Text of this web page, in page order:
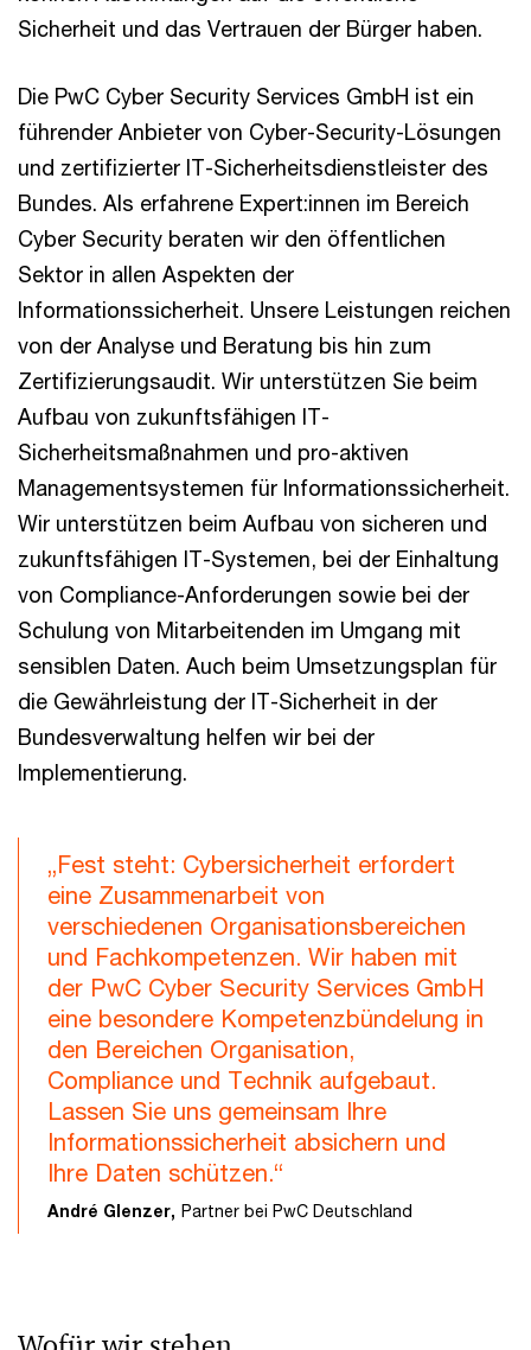
Sicherheit und das Vertrauen der Bürger haben.
Die PwC Cyber Security Services GmbH ist ein
führender Anbieter von Cyber-Security-Lösungen
und zertifizierter IT-Sicherheitsdienstleister des
Bundes. Als erfahrene Expert:innen im Bereich
Cyber Security beraten wir den öffentlichen
Sektor in allen Aspekten der
Informationssicherheit. Unsere Leistungen reichen
von der Analyse und Beratung bis hin zum
Zertifizierungsaudit. Wir unterstützen Sie beim
Aufbau von zukunftsfähigen IT-
Sicherheitsmaßnahmen und pro-aktiven
Managementsystemen für Informationssicherheit.
Wir unterstützen beim Aufbau von sicheren und
zukunftsfähigen IT-Systemen, bei der Einhaltung
von Compliance-Anforderungen sowie bei der
Schulung von Mitarbeitenden im Umgang mit
sensiblen Daten. Auch beim Umsetzungsplan für
die Gewährleistung der IT-Sicherheit in der
Bundesverwaltung helfen wir bei der
Implementierung.
„Fest steht: Cybersicherheit erfordert
eine Zusammenarbeit von
verschiedenen Organisationsbereichen
und Fachkompetenzen. Wir haben mit
der PwC Cyber Security Services GmbH
eine besondere Kompetenzbündelung in
den Bereichen Organisation,
Compliance und Technik aufgebaut.
Lassen Sie uns gemeinsam Ihre
Informationssicherheit absichern und
Ihre Daten schützen.“
André Glenzer, Partner bei PwC Deutschland